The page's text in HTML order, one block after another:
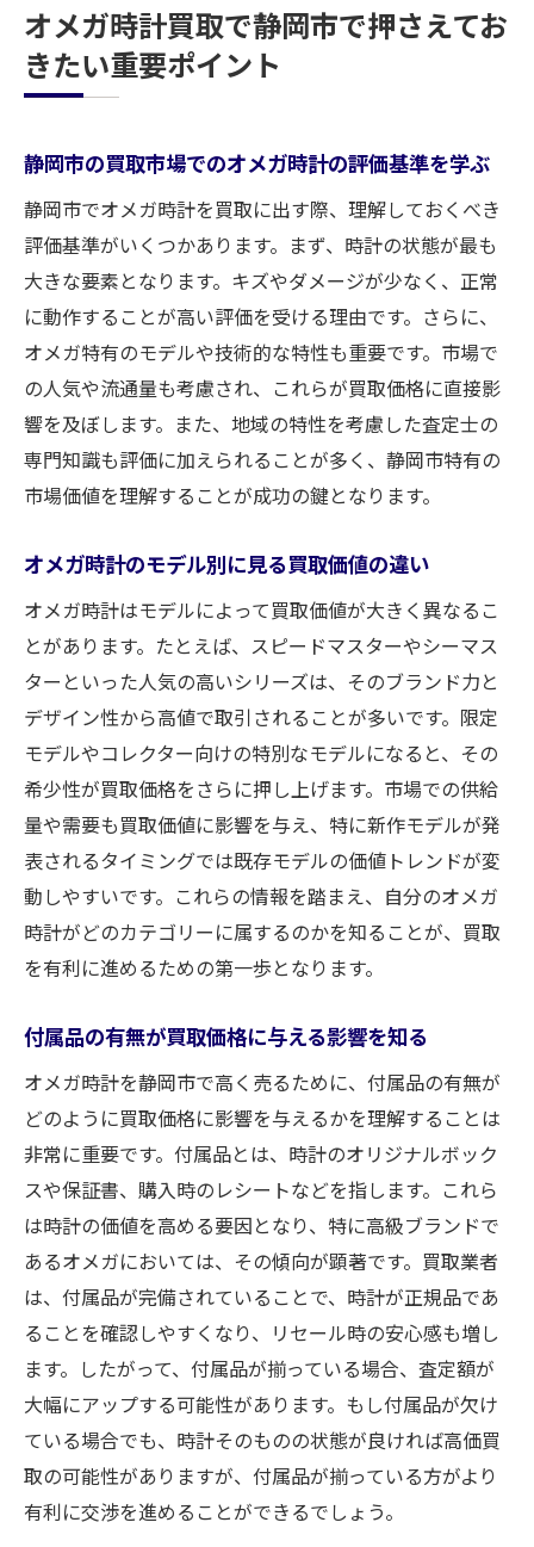
買取価格を左右する交渉時のポイント
静岡市での買取で役立つお客様の声を活用
時計買取において信頼できるパートナーを
静岡市で買取を成功させるための実践的ア
オメガ時計買取で静岡市で押さえてお
きたい重要ポイント
静岡市の買取市場でのオメガ時計の評価基準を学ぶ
静岡市でオメガ時計を買取に出す際、理解しておくべき
評価基準がいくつかあります。まず、時計の状態が最も
大きな要素となります。キズやダメージが少なく、正常
に動作することが高い評価を受ける理由です。さらに、
オメガ特有のモデルや技術的な特性も重要です。市場で
の人気や流通量も考慮され、これらが買取価格に直接影
響を及ぼします。また、地域の特性を考慮した査定士の
専門知識も評価に加えられることが多く、静岡市特有の
市場価値を理解することが成功の鍵となります。
オメガ時計のモデル別に見る買取価値の違い
オメガ時計はモデルによって買取価値が大きく異なるこ
とがあります。たとえば、スピードマスターやシーマス
ターといった人気の高いシリーズは、そのブランド力と
デザイン性から高値で取引されることが多いです。限定
モデルやコレクター向けの特別なモデルになると、その
希少性が買取価格をさらに押し上げます。市場での供給
量や需要も買取価値に影響を与え、特に新作モデルが発
表されるタイミングでは既存モデルの価値トレンドが変
動しやすいです。これらの情報を踏まえ、自分のオメガ
時計がどのカテゴリーに属するのかを知ることが、買取
を有利に進めるための第一歩となります。
付属品の有無が買取価格に与える影響を知る
オメガ時計を静岡市で高く売るために、付属品の有無が
どのように買取価格に影響を与えるかを理解することは
非常に重要です。付属品とは、時計のオリジナルボック
スや保証書、購入時のレシートなどを指します。これら
は時計の価値を高める要因となり、特に高級ブランドで
あるオメガにおいては、その傾向が顕著です。買取業者
は、付属品が完備されていることで、時計が正規品であ
ることを確認しやすくなり、リセール時の安心感も増し
ます。したがって、付属品が揃っている場合、査定額が
大幅にアップする可能性があります。もし付属品が欠け
ている場合でも、時計そのものの状態が良ければ高価買
取の可能性がありますが、付属品が揃っている方がより
有利に交渉を進めることができるでしょう。